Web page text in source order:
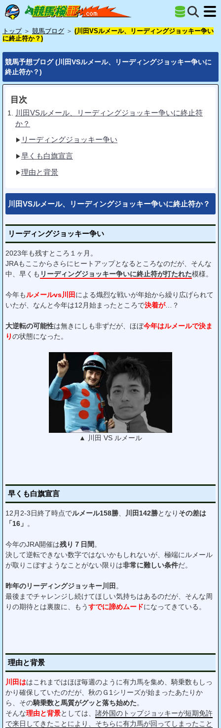
トップ ＞ 競馬ブログ ＞ (川田VSルメール、リーディングジョッキー争い
に終止符か？)
競馬予想ブログ (川田VSルメール、リーディングジョッキー争いに
終止符か？)
目次
川田VSルメール、リーディングジョッキー争いに終止符
か？
リーディングジョッキー争い
早くも白旗宣言
理由と背景
川田VSルメール、リーディングジョッキー争いに終止符か？
リーディングジョッキー争い
2023年も残すところ１ヶ月。
JRAもここからさらにヒートアップとなるところなのだが、そんな
中、早くも リーディングジョッキー争いに終止符が打たれた模様。
今年もルメールvs川田 による熾烈な戦いが年始から繰り広げられて
いたが、なんと今年は12月始まったところで決着が…？
大逆転の可能性は無きにしも非ずだが、ほぼ今年はルメールで決ま
りの状態になった。
▲ 川田 VS ルメール
早くも白旗宣言
12月2-3日終了時点でルメール158勝 川田142勝となり その差は
「16」 。
今年のJRA開催は残り７日間 。
決して逆転できない数字ではないかもしれないが、極端にルメール
が取りこぼすようなことがない限りは非常に難しい条件だ。
昨年のリーディングジョッキー川田 。
最後までチャレンジし続けてほしい気持ちはあるのだが、そんな周
りの期待とは裏腹に、もうすでに諦めムードになってきている。
理由と背景
川田ははこれまではほぼ毎週のように有力馬を集め、騎乗数もしっ
かり確保していたのだが、秋のＧ1シリーズが始まったあたりか
ら、その騎乗数と馬質がグッと落ち始めた。
そんな理由と背景としては、 諸外国のトップジョッキーが短期免許
で来日してきたことにより、そちらに有力馬が回ってしまったこと